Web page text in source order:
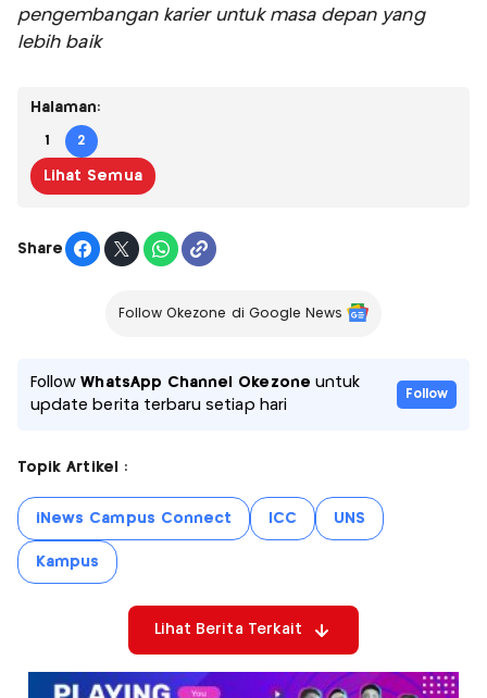
pengembangan karier untuk masa depan yang
lebih baik
Halaman:
1 2
Lihat Semua
Share
Follow Okezone di Google News
FollowWhatsApp Channel Okezone untuk
update berita terbaru setiap hari
Follow
Topik Artikel :
iNews Campus Connect ICC UNS
Kampus
Lihat Berita Terkait